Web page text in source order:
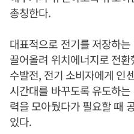
총칭한다.
대표적으로 전기를 저장하
끌어올려 위치에너지로 전
수발전, 전기 소비자에게 인
시간대를 바꾸도록 유도하
력을 모아뒀다가 필요할 때
있다.